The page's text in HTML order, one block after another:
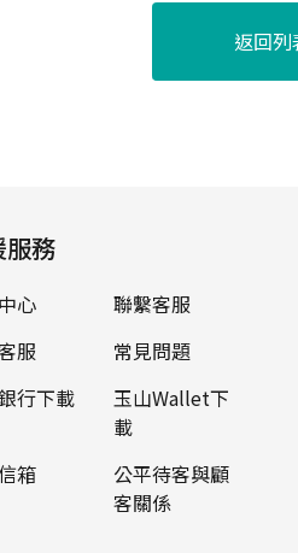
返回列
服務
心
聯繫客服
服
常見問題
行下載
玉山Wallet下
載
箱
公平待客與顧
客關係